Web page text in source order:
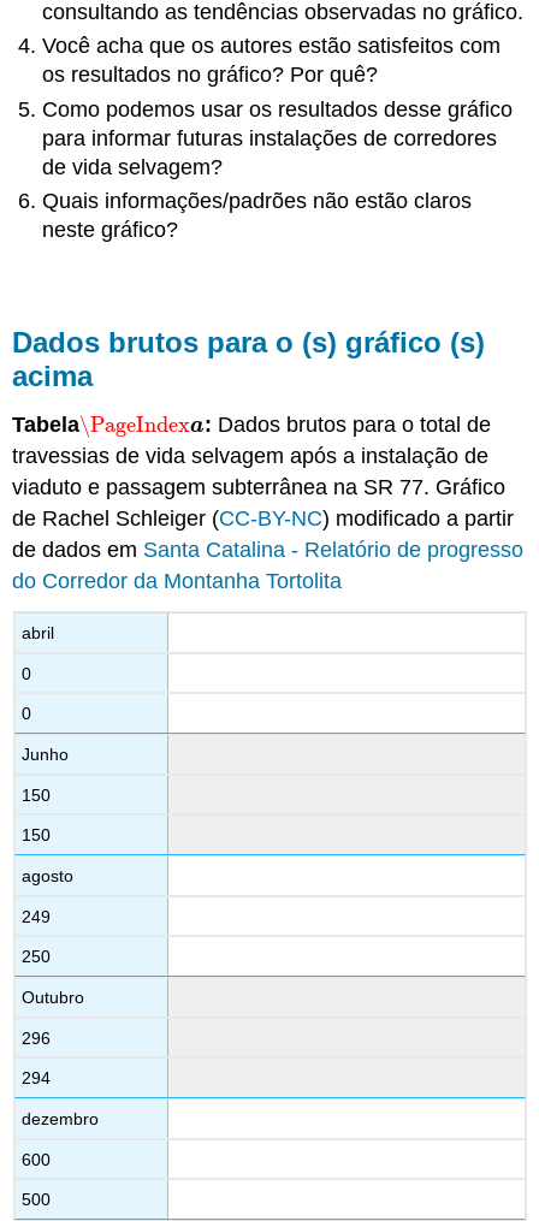
consultando as tendências observadas no gráfico.
Você acha que os autores estão satisfeitos com
os resultados no gráfico? Por quê?
Como podemos usar os resultados desse gráfico
para informar futuras instalações de corredores
de vida selvagem?
Quais informações/padrões não estão claros
neste gráfico?
Dados brutos para o (s) gráfico (s)
acima
Tabela\PageIndexa
\PageIndexa: Dados brutos para o total de
travessias de vida selvagem após a instalação de
viaduto e passagem subterrânea na SR 77. Gráfico
de Rachel Schleiger (CC-BY-NC) modificado a partir
de dados em Santa Catalina - Relatório de progresso
do Corredor da Montanha Tortolita
abril
0
0
Junho
150
150
agosto
249
250
Outubro
296
294
dezembro
600
500